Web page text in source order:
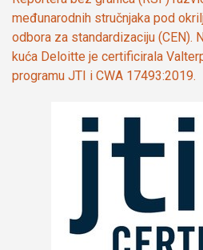
međunarodnih stručnjaka pod
odbora za standardizaciju (CEN).
kuća Deloitte je certificirala
programu JTI i CWA 17493:2019.